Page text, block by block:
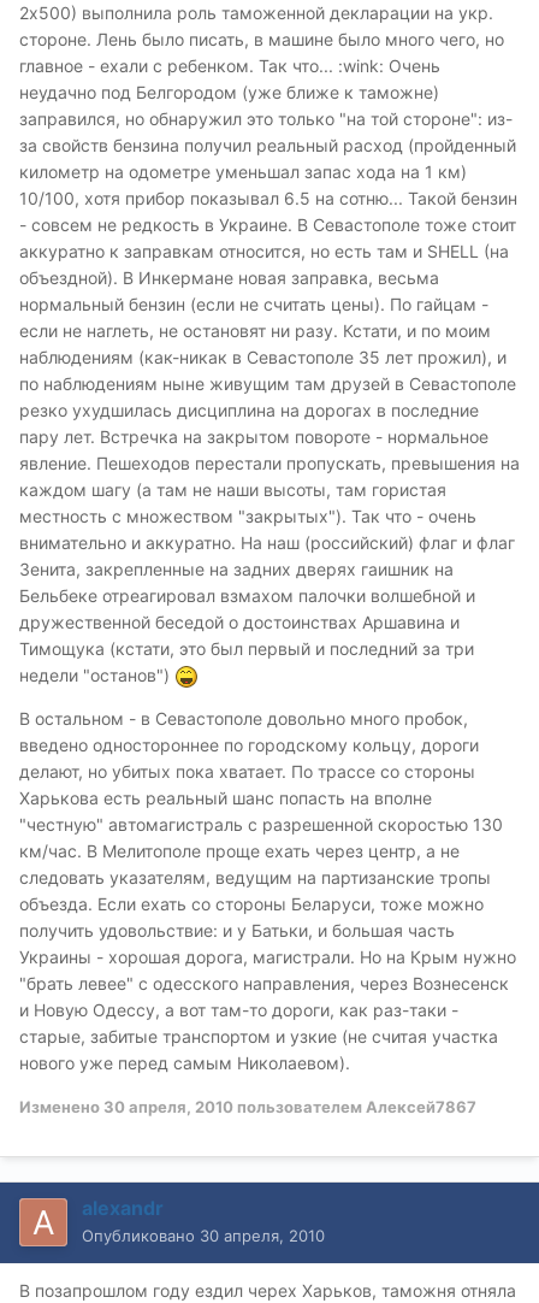
2х500) выполнила роль таможенной декларации на укр.
стороне. Лень было писать, в машине было много чего, но
главное - ехали с ребенком. Так что... :wink: Очень
неудачно под Белгородом (уже ближе к таможне)
заправился, но обнаружил это только "на той стороне": из-
за свойств бензина получил реальный расход (пройденный
километр на одометре уменьшал запас хода на 1 км)
10/100, хотя прибор показывал 6.5 на сотню... Такой бензин
- совсем не редкость в Украине. В Севастополе тоже стоит
аккуратно к заправкам относится, но есть там и SHELL (на
объездной). В Инкермане новая заправка, весьма
нормальный бензин (если не считать цены). По гайцам -
если не наглеть, не остановят ни разу. Кстати, и по моим
наблюдениям (как-никак в Севастополе 35 лет прожил), и
по наблюдениям ныне живущим там друзей в Севастополе
резко ухудшилась дисциплина на дорогах в последние
пару лет. Встречка на закрытом повороте - нормальное
явление. Пешеходов перестали пропускать, превышения на
каждом шагу (а там не наши высоты, там гористая
местность с множеством "закрытых"). Так что - очень
внимательно и аккуратно. На наш (российский) флаг и флаг
Зенита, закрепленные на задних дверях гаишник на
Бельбеке отреагировал взмахом палочки волшебной и
дружественной беседой о достоинствах Аршавина и
Тимощука (кстати, это был первый и последний за три
недели "останов")
В остальном - в Севастополе довольно много пробок,
введено одностороннее по городскому кольцу, дороги
делают, но убитых пока хватает. По трассе со стороны
Харькова есть реальный шанс попасть на вполне
"честную" автомагистраль с разрешенной скоростью 130
км/час. В Мелитополе проще ехать через центр, а не
следовать указателям, ведущим на партизанские тропы
объезда. Если ехать со стороны Беларуси, тоже можно
получить удовольствие: и у Батьки, и большая часть
Украины - хорошая дорога, магистрали. Но на Крым нужно
"брать левее" с одесского направления, через Вознесенск
и Новую Одессу, а вот там-то дороги, как раз-таки -
старые, забитые транспортом и узкие (не считая участка
нового уже перед самым Николаевом).
Изменено 30 апреля, 2010 пользователем Алексей7867
alexandr
Опубликовано 30 апреля, 2010
В позапрошлом году ездил черех Харьков, таможня отняла